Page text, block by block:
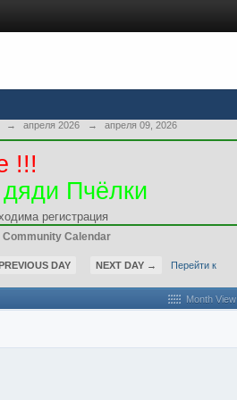
→ апреля 2026 → апреля 09, 2026
!!!
Пчёлки
регистрация
Community Calendar
DAY NEXT DAY → Перейти к
Month View